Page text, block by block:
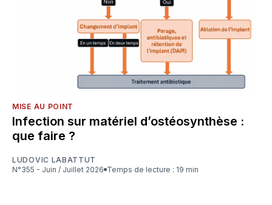
MISE AU POINT
Infection sur matériel d’ostéosynthèse :
que faire ?
LUDOVIC LABATTUT
N°355 - Juin / Juillet 2026
Temps de lecture : 19 min